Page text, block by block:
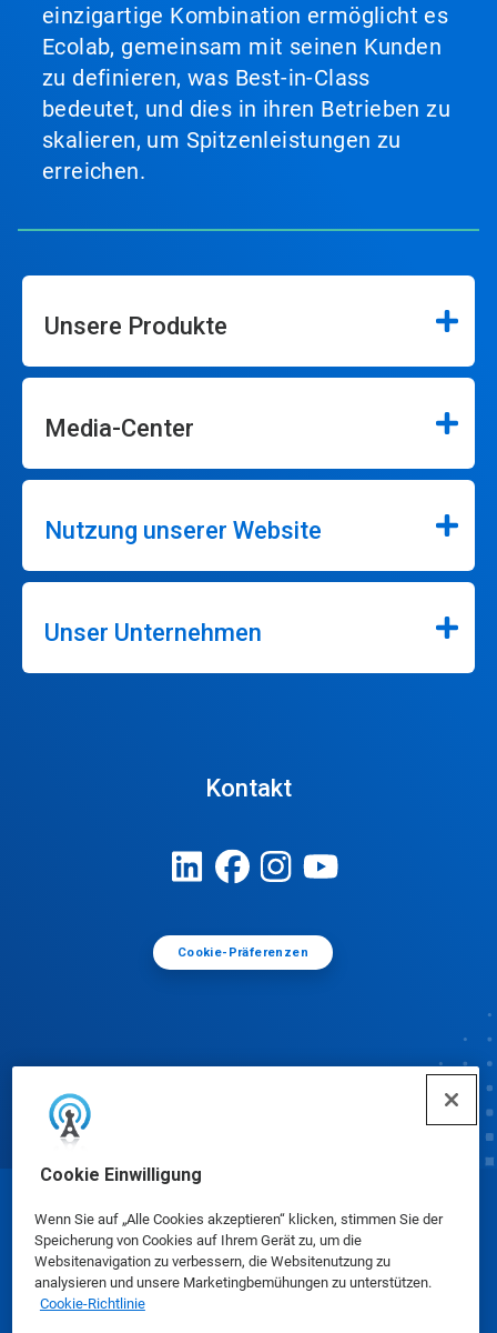
Cookie Einwilligung
Wenn Sie auf „Alle Cookies akzeptieren“ klicken, stimmen Sie der
Speicherung von Cookies auf Ihrem Gerät zu, um die
Websitenavigation zu verbessern, die Websitenutzung zu
analysieren und unsere Marketingbemühungen zu unterstützen.
Cookie-Richtlinie
einzigartige Kombination ermöglicht es
Ecolab, gemeinsam mit seinen Kunden
zu definieren, was Best-in-Class
bedeutet, und dies in ihren Betrieben zu
skalieren, um Spitzenleistungen zu
erreichen.
Unsere Produkte
Media-Center
Nutzung unserer Website
Unser Unternehmen
Kontakt
Cookie-Präferenzen
© Ecolab Inc. 2025
Sicherheitsdatenblätter|Datenschutzrichtlinie